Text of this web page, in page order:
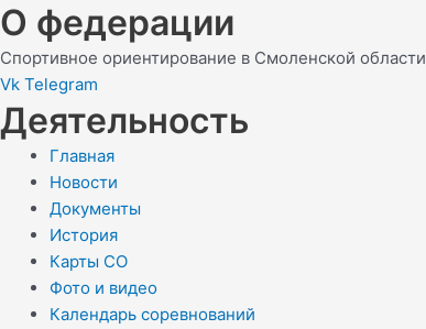
О федерации
Спортивное ориентирование в Смоленской области
Vk Telegram
Деятельность
Главная
Новости
Документы
История
Карты СО
Фото и видео
Календарь соревнований